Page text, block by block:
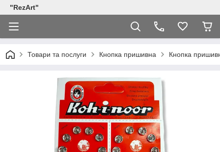
"RezArt"
Товари та послуги Кнопка пришивна Кнопка